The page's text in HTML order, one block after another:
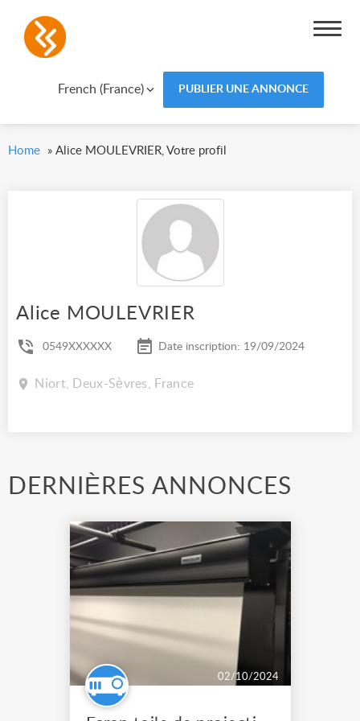
French (France) PUBLIER UNE ANNONCE
Home » Alice MOULEVRIER, Votre profil
Alice MOULEVRIER
0549XXXXXX Date inscription: 19/09/2024
Niort, Deux-Sèvres, France
DERNIÈRES ANNONCES
02/10/2024